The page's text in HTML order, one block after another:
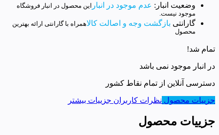
وضعیت انبار: عدم موجود در انبار این محصول در انبار فروشگاه
موجود نیست.
گارانتی بازگشت وجه و اصالت کالاهمراه با گارانتی ارائه بهترین
محصول
تمام شد!
در انبار موجود نمی باشد
دسترسی آنلاین از تمام نقاط کشور
جزییات محصول نظرات کاربران جزییات بیشتر
جزییات محصول